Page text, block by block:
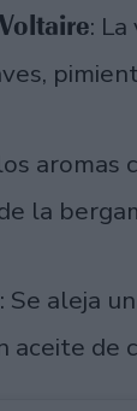
:
aromas
la
: Se aleja
aceite de